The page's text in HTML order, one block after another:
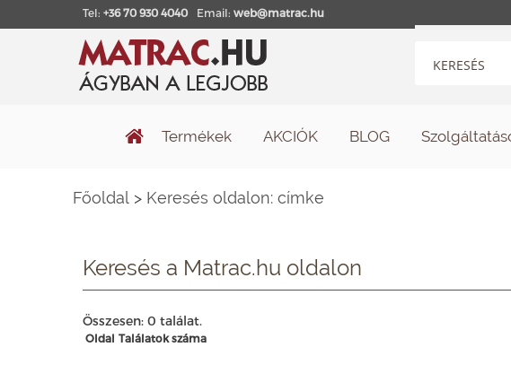
Tel: +36 70 930 4040 Email: web@matrac.hu
Termékek AKCIÓK BLOG
Főoldal > Keresés oldalon: címke
Keresés a Matrac.hu oldalon
Összesen: 0 találat.
Oldal Találatok száma